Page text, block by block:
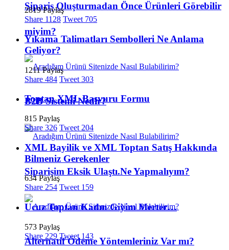
Sipariş Oluşturmadan Önce Ürünleri Görebilir
miyim?
B2B Sistemi Nedir?
Siparişim Eksik Ulaştı.Ne Yapmalıyım?
Alternatif Ödeme Yöntemleriniz Var mı?
2819 Paylaş
Share 1128 Tweet 705
Yıkama Talimatları Sembolleri Ne Anlama
Geliyor?
1211 Paylaş
Share 484 Tweet 303
Toptan XML Başvuru Formu
815 Paylaş
Share 326 Tweet 204
XML Bayilik ve XML Toptan Satış Hakkında
Bilmeniz Gerekenler
634 Paylaş
Share 254 Tweet 159
Ucuz Toptan Kadın Giyim Merter…
573 Paylaş
Share 229 Tweet 143